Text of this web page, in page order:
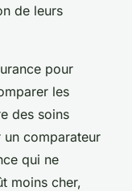
de leurs
pour
les
des soins
comparateur
qui ne
moins cher,